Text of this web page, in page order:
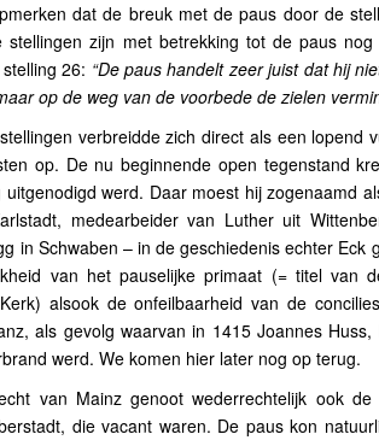
dat de breuk met de paus door de
stellingen zijn met betrekking tot de paus
26: “De paus handelt zeer juist dat hij
op de weg van de voorbede de zielen
verbreidde zich direct als een lopend
op. De nu beginnende open tegenstand
werd. Daar moest hij zogenaamd
medearbeider van Luther uit
in Schwaben – in de geschiedenis echter Eck
van het pauselijke primaat (= titel van
alsook de onfeilbaarheid van de
als gevolg waarvan in 1415 Joannes
werd. We komen hier later nog op terug.
van Mainz genoot wederrechtelijk ook
die vacant waren. De paus kon